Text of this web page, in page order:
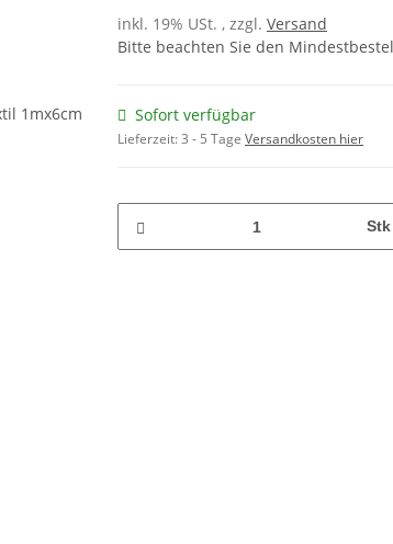
inkl. 19% USt. , zzgl. Versand
Bitte beachten Sie den
Sofort verfügbar
Lieferzeit:3 - 5 Tage Versandkosten hier
Stk